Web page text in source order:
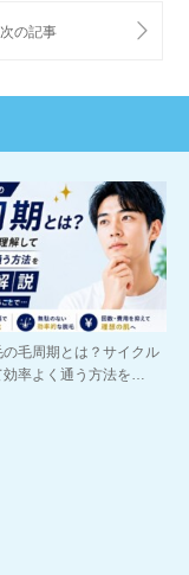
の毛周期とは？サイクル
効率よく通う方法を…